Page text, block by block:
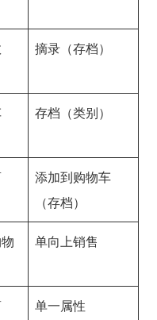
摘录（存档）
存档（类别）
添加到购物车
（存档）
单向上销售
单一属性